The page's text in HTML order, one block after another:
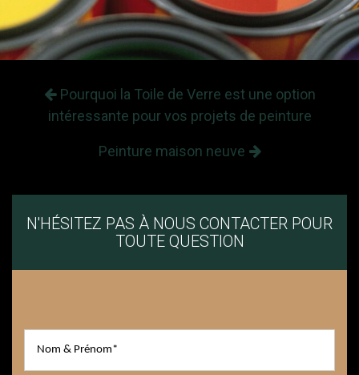
Pourquoi la Toile de Verre est une option
intéressante pour vos projets de peinture
Peinture maison neuve
N'HÉSITEZ PAS À NOUS CONTACTER POUR
TOUTE QUESTION